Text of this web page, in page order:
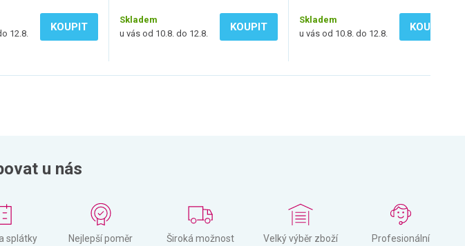
12.8.
KOUPIT
Skladem
u vás od 10.8. do 12.8.
KOUPIT
Skladem
u vás od 10.8. do 12.8.
KOUPIT
u nás
splátky
Nejlepší poměr
Široká možnost
Velký výběr zboží
Profesionální